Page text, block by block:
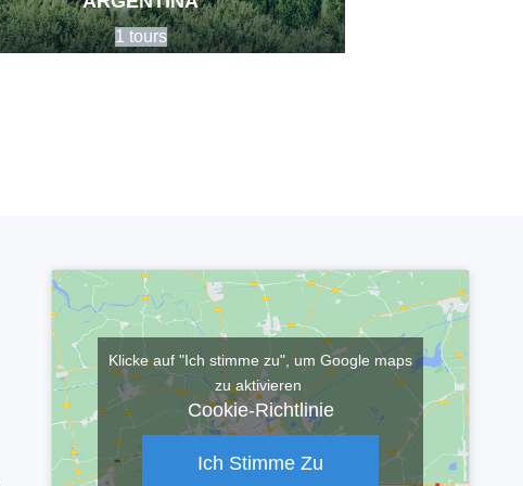
1 tours
Klicke auf "Ich stimme zu", um Google maps
zu aktivieren
Cookie-Richtlinie
Ich Stimme Zu